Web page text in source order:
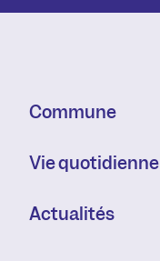
Commune
Vie quotidienne
Actualités